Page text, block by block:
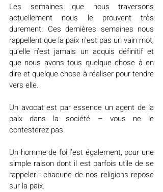
Les semaines que nous traversons
actuellement nous le prouvent très
durement. Ces dernières semaines nous
rappellent que la paix n’est pas un vain mot,
qu’elle n’est jamais un acquis définitif et
que nous avons tous quelque chose à en
dire et quelque chose à réaliser pour tendre
vers elle.
Un avocat est par essence un agent de la
paix dans la société – vous ne le
contesterez pas.
Un homme de foi l’est également, pour une
simple raison dont il est parfois utile de se
rappeler : chacune de nos religions repose
sur la paix.